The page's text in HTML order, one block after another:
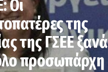
Οι
της
της ΓΣΕΕ ξανά
προσωπάρχη